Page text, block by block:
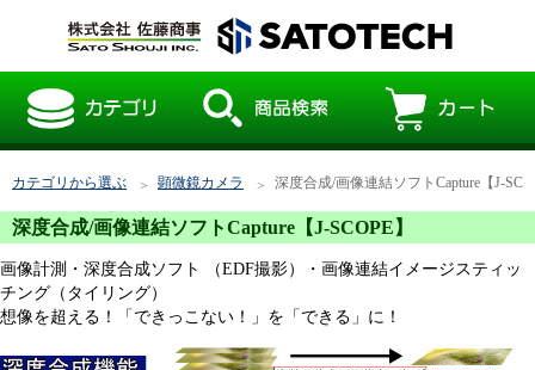
カテゴリから選ぶ 顕微鏡カメラ 深度合成/画像連結ソフトCapture【J-
深度合成/画像連結ソフトCapture【J-SCOPE】
画像計測・深度合成ソフト （EDF撮影）・画像連結イメージスティッ
チング（タイリング）
想像を超える！「できっこない！」を「できる」に！